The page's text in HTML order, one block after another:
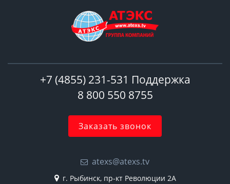
+7 (4855) 231-531 Поддержка
8 800 550 8755
Заказать звонок
atexs@atexs.tv
г. Рыбинск, пр-кт Революции 2А